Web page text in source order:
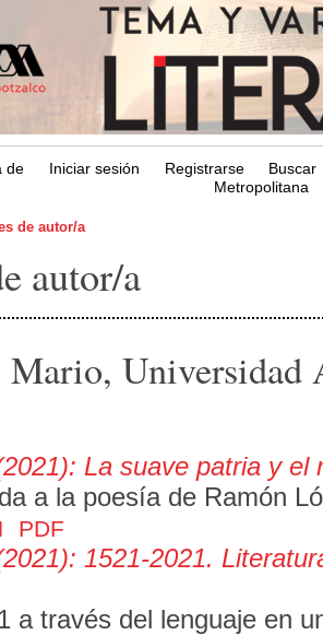
de Iniciar sesión Registrarse
Buscar
Metropolitana
de autor/a
autor/a
Mario, Universidad
La suave patria y el
a la poesía de Ramón
PDF
1521-2021.
a través del lenguaje en